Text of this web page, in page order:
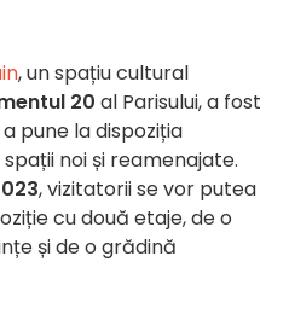
, un spațiu cultural
20 al Parisului, a fost
pune la dispoziția
noi și reamenajate.
, vizitatorii se vor putea
cu două etaje, de o
și de o grădină